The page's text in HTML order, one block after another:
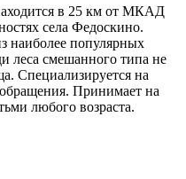
в 25 км от МКАД
села Федоскино.
наиболее популярных
леса смешанного типа не
Специализируется на
Принимает на
любого возраста.